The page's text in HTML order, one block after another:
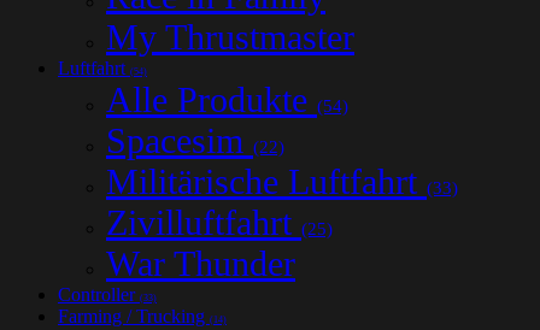
My Thrustmaster
Luftfahrt (54)
Alle Produkte (54)
Spacesim (22)
Militärische Luftfahrt (33)
Zivilluftfahrt (25)
War Thunder
Controller (33)
Farming / Trucking (14)